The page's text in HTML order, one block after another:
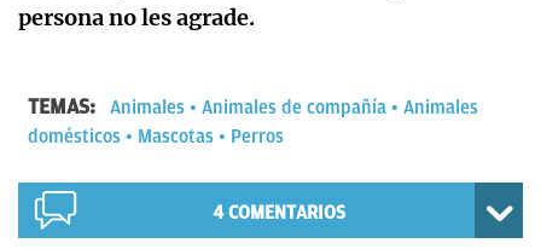
persona no les agrade.
TEMAS: Animales Animales de compañía
Animales
domésticos
Mascotas Perros
4COMENTARIOS